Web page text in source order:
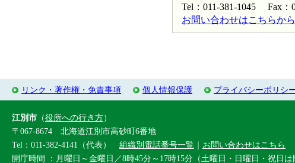
Tel：011-381-1045 Fax：
お問い合わせはこちらから
リンク・著作権・免責事項 個人情報保護 プライバシーポリシ
江別市 （役所への行き方）
〒067-8674 北海道江別市高砂町6番地
Tel：011-382-4141（代表） 組織別電話番号一覧 ｜ お問い合わせはこちら
開庁時間 ：月曜日～金曜日／8時45分～17時15分（土曜日・日曜日・祝日は